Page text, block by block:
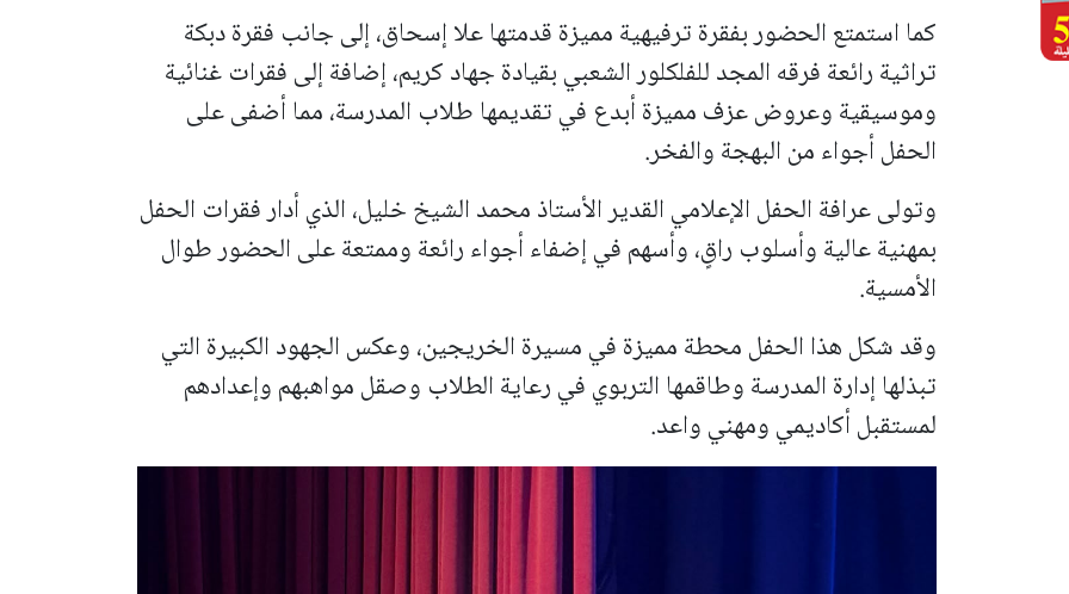
كما استمتع الحضور بفقرة ترفيهية مميزة قدمتها علا إسحاق، إلى جانب فقرة دبكة
تراثية رائعة فرقه المجد للفلكلور الشعبي بقيادة جهاد كريم، إضافة إلى فقرات غنائية
وموسيقية وعروض عزف مميزة أبدع في تقديمها طلاب المدرسة، مما أضفى على
الحفل أجواء من البهجة والفخر.
وتولى عرافة الحفل الإعلامي القدير الأستاذ محمد الشيخ خليل، الذي أدار فقرات الحفل
بمهنية عالية وأسلوب راقٍ، وأسهم في إضفاء أجواء رائعة وممتعة على الحضور طوال
الأمسية.
وقد شكل هذا الحفل محطة مميزة في مسيرة الخريجين، وعكس الجهود الكبيرة التي
تبذلها إدارة المدرسة وطاقمها التربوي في رعاية الطلاب وصقل مواهبهم وإعدادهم
لمستقبل أكاديمي ومهني واعد.